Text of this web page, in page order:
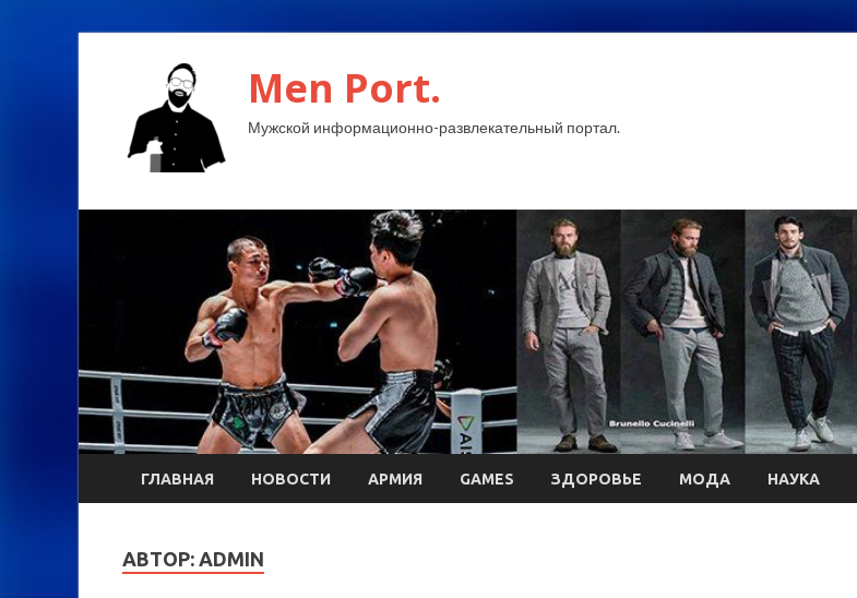
Men Port.
Мужской информационно-развлекательный портал.
ГЛАВНАЯ НОВОСТИ АРМИЯ GAMES ЗДОРОВЬЕ МОДА НАУКА
АВТОР: ADMIN